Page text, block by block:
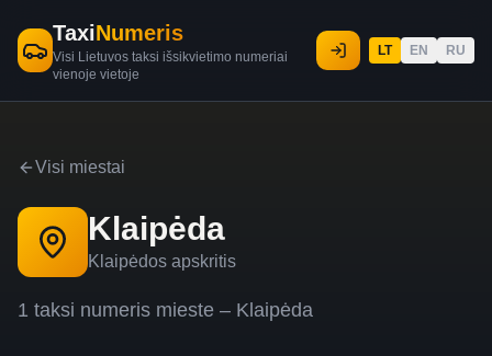
TaxiNumeris
Visi Lietuvos taksi išsikvietimo numeriai
vienoje vietoje
LT EN RU
Visi miestai
Klaipėda
Klaipėdos apskritis
1 taksi numeris mieste – Klaipėda